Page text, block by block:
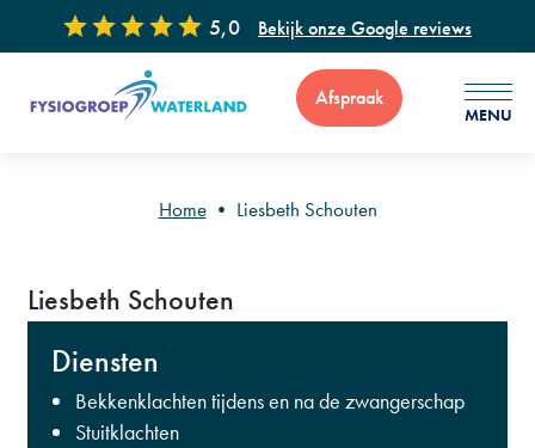
5,0 Bekijk onze Google reviews
Afspraak
MENU
Home • Liesbeth Schouten
Liesbeth Schouten
Diensten
Bekkenklachten tijdens en na de zwangerschap
Stuitklachten